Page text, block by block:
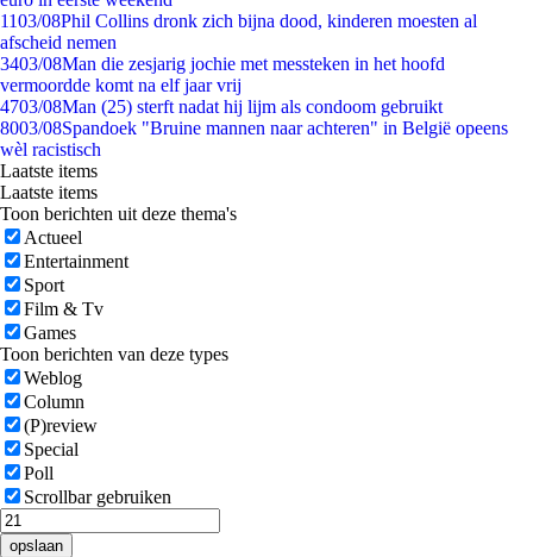
1103/08Phil Collins dronk zich bijna dood, kinderen moesten al
afscheid nemen
3403/08Man die zesjarig jochie met messteken in het hoofd
vermoordde komt na elf jaar vrij
4703/08Man (25) sterft nadat hij lijm als condoom gebruikt
8003/08Spandoek "Bruine mannen naar achteren" in België opeens
wèl racistisch
Laatste items
Laatste items
Toon berichten uit deze thema's
Actueel
Entertainment
Sport
Film & Tv
Games
Toon berichten van deze types
Weblog
Column
(P)review
Special
Poll
Scrollbar gebruiken
opslaan